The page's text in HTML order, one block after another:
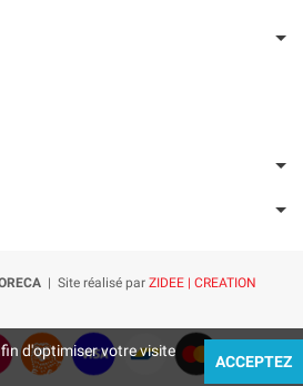
| Site réalisé par ZIDEE | CREATION
d'optimiser votre visite
ACCEPTEZ